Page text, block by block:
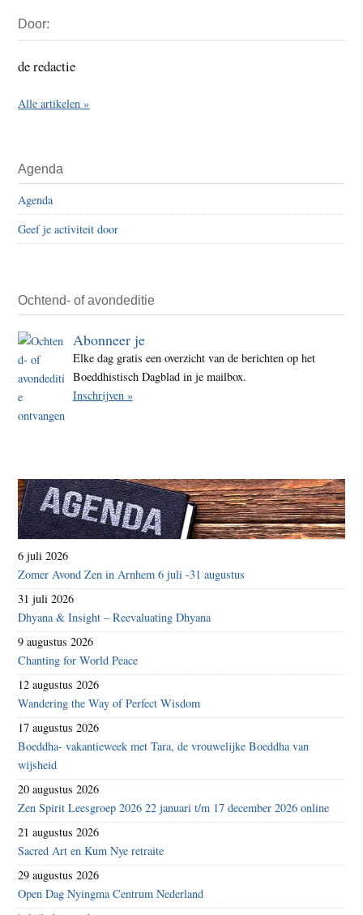
Sidebar
Door:
de redactie
Alle artikelen »
Agenda
Agenda
Geef je activiteit door
Ochtend- of avondeditie
Abonneer je
Elke dag gratis een overzicht van de berichten op het
Boeddhistisch Dagblad in je mailbox.
Inschrijven »
6 juli 2026
Zomer Avond Zen in Arnhem 6 juli -31 augustus
31 juli 2026
Dhyana & Insight – Reevaluating Dhyana
9 augustus 2026
Chanting for World Peace
12 augustus 2026
Wandering the Way of Perfect Wisdom
17 augustus 2026
Boeddha- vakantieweek met Tara, de vrouwelijke Boeddha van
wijsheid
20 augustus 2026
Zen Spirit Leesgroep 2026 22 januari t/m 17 december 2026 online
21 augustus 2026
Sacred Art en Kum Nye retraite
29 augustus 2026
Open Dag Nyingma Centrum Nederland